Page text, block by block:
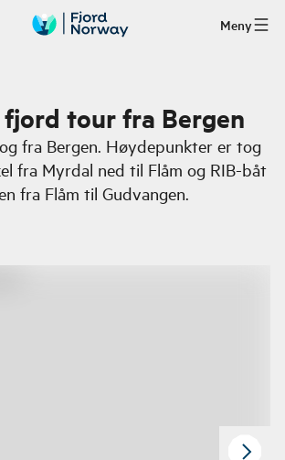
Meny
tour fra Bergen
fra Bergen. Høydepunkter er tog
fra Myrdal ned til Flåm og RIB-båt
fra Flåm til Gudvangen.